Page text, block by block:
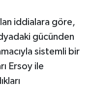
iddialara göre,
gücünden
sistemli bir
Ersoy ile